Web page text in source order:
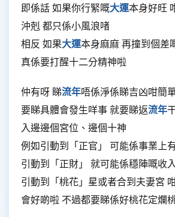
即係話 如果你行緊嘅大運本身好旺
沖剋 都只係小風浪啫
相反 如果大運本身麻麻 再撞到個差
真係要打醒十二分精神啦
仲有呀 睇流年唔係淨係睇吉凶咁簡
要睇具體會發生咩事 就要睇返流年
入邊邊個宮位、邊個十神
例如引動到「正官」 可能係事業上
引動到「正財」 就可能係穩陣嘅收
引動到「桃花」星或者合到夫妻宮
會好啲啦 不過都要睇係好桃花定爛